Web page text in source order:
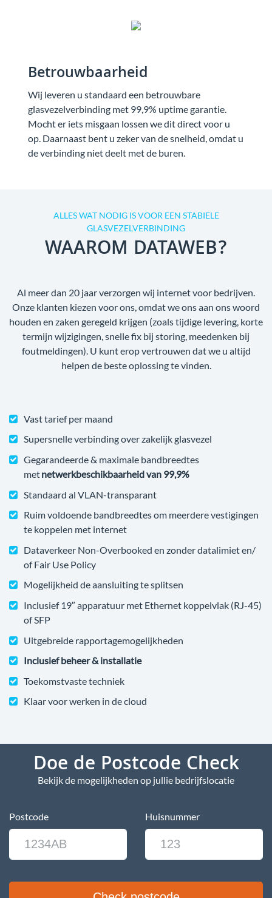
Betrouwbaarheid
Wij leveren u standaard een betrouwbare
glasvezelverbinding met 99,9% uptime garantie.
Mocht er iets misgaan lossen we dit direct voor u
op. Daarnaast bent u zeker van de snelheid, omdat u
de verbinding niet deelt met de buren.
ALLES WAT NODIG IS VOOR EEN STABIELE
GLASVEZELVERBINDING
WAAROM DATAWEB?
Al meer dan 20 jaar verzorgen wij internet voor bedrijven.
Onze klanten kiezen voor ons, omdat we ons aan ons woord
houden en zaken geregeld krijgen (zoals tijdige levering, korte
termijn wijzigingen, snelle fix bij storing, meedenken bij
foutmeldingen). U kunt erop vertrouwen dat we u altijd
helpen de beste oplossing te vinden.
Vast tarief per maand
Supersnelle verbinding over zakelijk glasvezel
Gegarandeerde & maximale bandbreedtes
metnetwerkbeschikbaarheid van 99,9%
Standaard al VLAN-transparant
Ruim voldoende bandbreedtes om meerdere vestigingen
te koppelen met internet
Dataverkeer Non-Overbooked en zonder datalimiet en/
of Fair Use Policy
Mogelijkheid de aansluiting te splitsen
Inclusief 19″ apparatuur met Ethernet koppelvlak (RJ-45)
of SFP
Uitgebreide rapportagemogelijkheden
Inclusief beheer & installatie
Toekomstvaste techniek
Klaar voor werken in de cloud
Doe de Postcode Check
Bekijk de mogelijkheden op jullie bedrijfslocatie
Postcode Huisnummer